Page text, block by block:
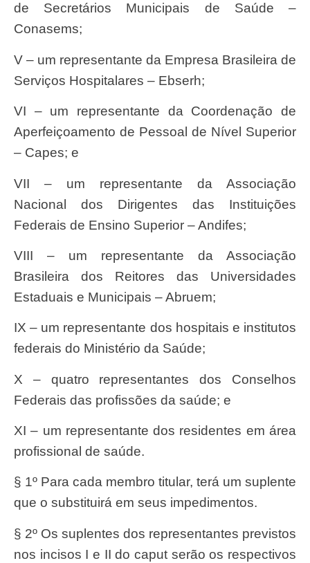
de Secretários Municipais de Saúde –
Conasems;
V – um representante da Empresa Brasileira de
Serviços Hospitalares – Ebserh;
VI – um representante da Coordenação de
Aperfeiçoamento de Pessoal de Nível Superior
– Capes; e
VII – um representante da Associação
Nacional dos Dirigentes das Instituições
Federais de Ensino Superior – Andifes;
VIII – um representante da Associação
Brasileira dos Reitores das Universidades
Estaduais e Municipais – Abruem;
IX – um representante dos hospitais e institutos
federais do Ministério da Saúde;
X – quatro representantes dos Conselhos
Federais das profissões da saúde; e
XI – um representante dos residentes em área
profissional de saúde.
§ 1º Para cada membro titular, terá um suplente
que o substituirá em seus impedimentos.
§ 2º Os suplentes dos representantes previstos
nos incisos I e II do caput serão os respectivos